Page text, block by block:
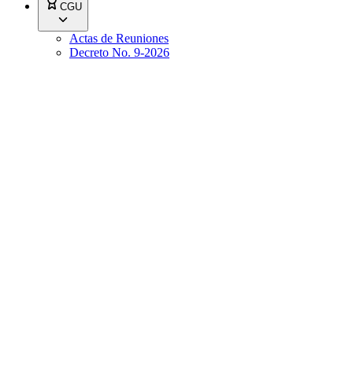
CGU
Actas de Reuniones
Decreto No. 9-2026